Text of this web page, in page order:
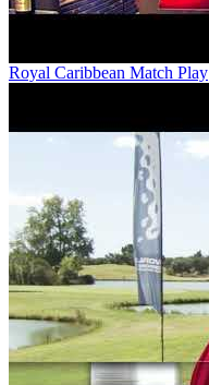
Royal Caribbean Match Play